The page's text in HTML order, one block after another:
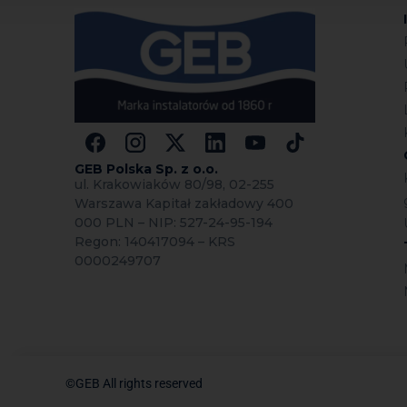
GEB Polska Sp. z o.o.
ul. Krakowiaków 80/98, 02-255
Warszawa Kapitał zakładowy 400
000 PLN – NIP: 527-24-95-194
Regon: 140417094 – KRS
0000249707
©GEB All rights reserved